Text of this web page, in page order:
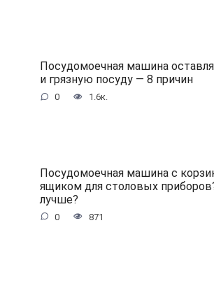
Посудомоечная машина
и грязную посуду — 8 причин
0 1.6к.
Посудомоечная машина с
ящиком для столовых
лучше?
0 871